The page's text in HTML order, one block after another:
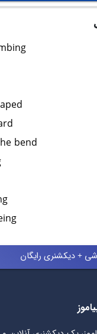
bend
+ دیکشنری رایگان